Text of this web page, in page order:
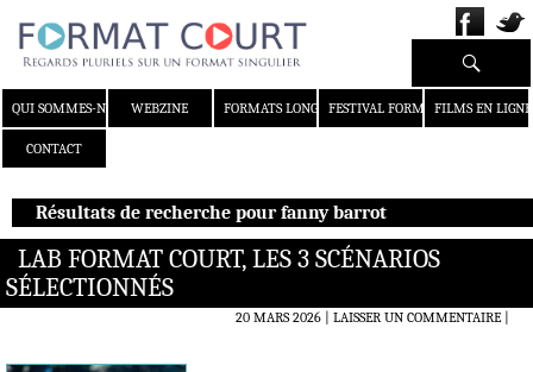
QUI SOMMES-NOUS ?WEBZINE FORMATS LONGS FESTIVAL FORMAT COURT
FILMS EN LIGNE
CONTACT
Recherche
Résultats de recherche pour fanny barrot
LAB FORMAT COURT, LES 3 SCÉNARIOS
SÉLECTIONNÉS
20 MARS 2026 LAISSER UN COMMENTAIRE|